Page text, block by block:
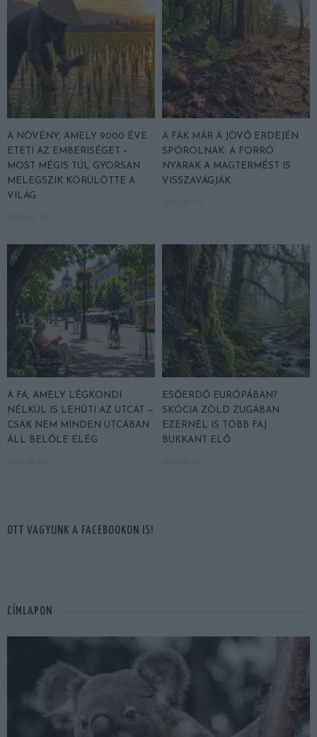
A NÖVÉNY, AMELY 9000 ÉVE
ETETI AZ EMBERISÉGET –
MOST MÉGIS TÚL GYORSAN
MELEGSZIK KÖRÜLÖTTE A
VILÁG
A FÁK MÁR A JÖVŐ ERDEJÉN
SPÓROLNAK: A FORRÓ
NYARAK A MAGTERMÉST IS
VISSZAVÁGJÁK
A FA, AMELY LÉGKONDI
NÉLKÜL IS LEHŰTI AZ UTCÁT —
CSAK NEM MINDEN UTCÁBAN
ÁLL BELŐLE ELÉG
ESŐERDŐ EURÓPÁBAN?
SKÓCIA ZÖLD ZUGÁBAN
EZERNÉL IS TÖBB FAJ
BUKKANT ELŐ
OTT VAGYUNK A FACEBOOKON IS!
CÍMLAPON